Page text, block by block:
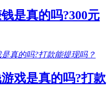
是真的吗?300元
戏是真的吗?打款